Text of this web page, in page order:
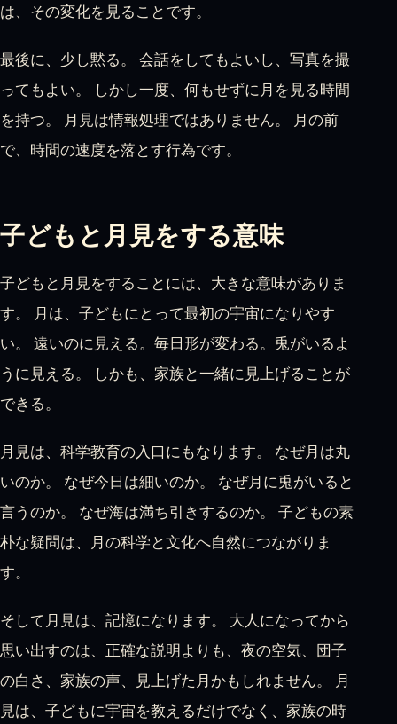
は、その変化を見ることです。
最後に、少し黙る。 会話をしてもよいし、写真を撮
ってもよい。 しかし一度、何もせずに月を見る時間
を持つ。 月見は情報処理ではありません。 月の前
で、時間の速度を落とす行為です。
子どもと月見をする意味
子どもと月見をすることには、大きな意味がありま
す。 月は、子どもにとって最初の宇宙になりやす
い。 遠いのに見える。毎日形が変わる。兎がいるよ
うに見える。 しかも、家族と一緒に見上げることが
できる。
月見は、科学教育の入口にもなります。 なぜ月は丸
いのか。 なぜ今日は細いのか。 なぜ月に兎がいると
言うのか。 なぜ海は満ち引きするのか。 子どもの素
朴な疑問は、月の科学と文化へ自然につながりま
す。
そして月見は、記憶になります。 大人になってから
思い出すのは、正確な説明よりも、夜の空気、団子
の白さ、家族の声、見上げた月かもしれません。 月
見は、子どもに宇宙を教えるだけでなく、家族の時